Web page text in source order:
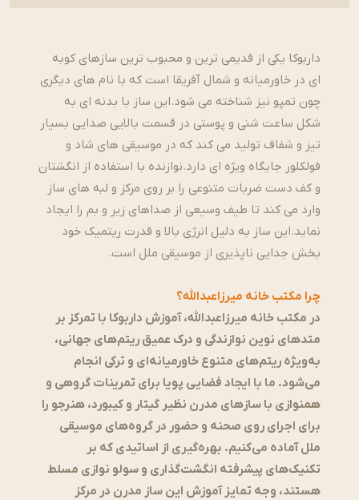
داربوکا یکی از قدیمی ترین و محبوب ترین سازهای کوبه
ای در خاورمیانه و شمال آفریقا است که با نام های دیگری
چون تمپو نیز شناخته می شود.این ساز با بدنه ای به
شکل ساعت شنی و پوستی در قسمت بالایی صدایی بسیار
تیز و شفاف تولید می کند که در موسیقی های شاد و
فولکلور جایگاه ویژه ای دارد.نوازنده با استفاده از انگشتان
و کف دست ضربات متنوعی را بر روی مرکز و لبه های ساز
وارد می کند تا طیف وسیعی از صداهای زیر و بم را ایجاد
نماید.این ساز به دلیل انرژی بالا و قدرت ریتمیک خود
بخش جدایی ناپذیری از موسیقی ملل است.
چرا مکتب خانه میرزاعبدالله؟
در مکتب خانه میرزاعبدالله، آموزش داربوکا با تمرکز بر
متدهای نوین نوازندگی و درک عمیق ریتم‌های جهانی،
به‌ویژه ریتم‌های متنوع خاورمیانه‌ای و ترکی انجام
می‌شود. ما با ایجاد فضایی پویا برای تمرینات گروهی و
همنوازی با سازهای مدرن نظیر گیتار و کیبورد، هنرجو را
برای اجرای روی صحنه و حضور در گروه‌های موسیقی
ملل آماده می‌کنیم. بهره‌گیری از اساتیدی که بر
تکنیک‌های پیشرفته انگشت‌گذاری و سولو نوازی مسلط
هستند، وجه تمایز آموزش این ساز مدرن در مرکز